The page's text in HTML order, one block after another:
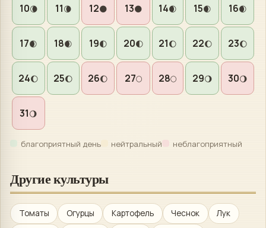
10🌘 11🌘 12🌑 13🌑 14🌒 15🌒 16🌒
17🌒 18🌒 19🌓 20🌓 21🌔 22🌔 23🌔
24🌔 25🌔 26🌔 27🌕 28🌕 29🌖 30🌖
31🌖
благоприятный день нейтральный неблагоприятный
Другие культуры
Томаты Огурцы Картофель Чеснок
Лук